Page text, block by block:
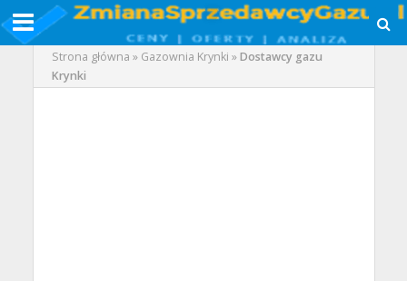
Strona główna » Gazownia Krynki »Dostawcy gazu
Krynki